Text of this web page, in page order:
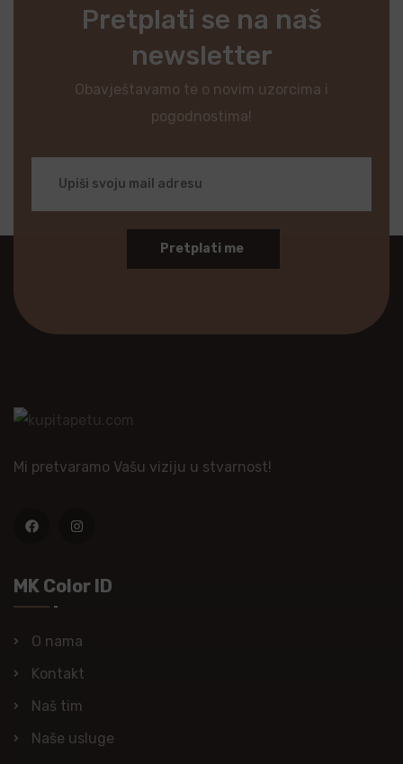
Pretplati se na naš
newsletter
Obavještavamo te o novim uzorcima i
pogodnostima!
Pretplati me
Mi pretvaramo Vašu viziju u stvarnost!
MK Color ID
O nama
Kontakt
Naš tim
Naše usluge